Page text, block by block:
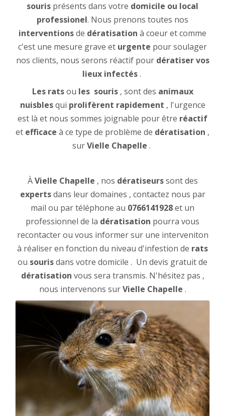
souris présents dans votre domicile ou local
professionel. Nous prenons toutes nos
interventionsde dératisation à coeur et comme
c'est une mesure grave et urgente pour soulager
nos clients, nous serons réactif pour dératiser vos
lieux infectés.
Les ratsou les souris, sont des animaux
nuisblesqui prolifèrent rapidement , l'urgence
est là et nous sommes joignable pour être réactif
et efficace à ce type de problème de dératisation ,
surVielle Chapelle .
ÀVielle Chapelle , nos dératiseurssont des
expertsdans leur domaines , contactez nous par
mail ou par téléphone au 0766141928et un
professionnel de la dératisation pourra vous
recontacter ou vous informer sur une interveniton
à réaliser en fonction du niveau d'infestion de rats
ou sourisdans votre domicile . Un devis gratuit de
dératisation vous sera transmis. N'hésitez pas ,
nous intervenons surVielle Chapelle .